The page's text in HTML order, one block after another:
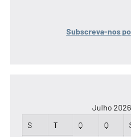
Subscreva-nos
Julho 2026
S
T Q Q